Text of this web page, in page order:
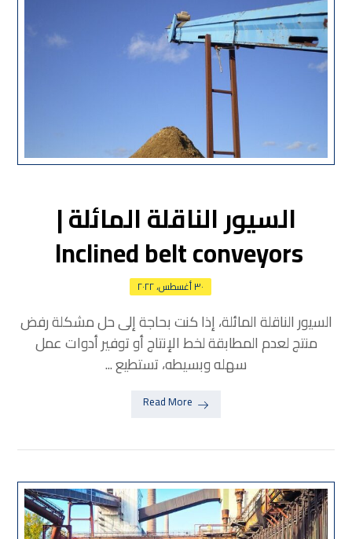
السيور الناقلة المائلة |
Inclined belt conveyors
٣٠ أغسطس، ٢٠٢٢
السيور الناقلة المائلة، إذا كنت بحاجة إلى حل مشكلة رفض
منتج لعدم المطابقة لخط الإنتاج أو توفير أدوات عمل
سهله وبسيطه، تستطيع ...
Read More